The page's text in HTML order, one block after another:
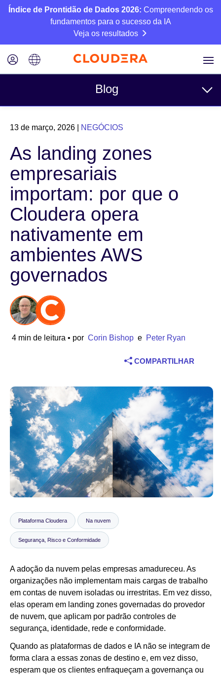
Índice de Prontidão de Dados 2026: Compreendendo os
fundamentos para o sucesso da IA
Veja os resultados
Blog
Tópicos
Negócios
Parceiros
Cultura
Indústria
Serviços financeiros
Seguros
Telecomunicações
Setor público
Saúde
Educação
Notícias
13 de março, 2026 NEGÓCIOS
As landing zones
empresariais
importam: por que o
Cloudera opera
nativamente em
ambientes AWS
governados
4 min de leitura • por Corin Bishop e Peter Ryan
COMPARTILHAR
Plataforma Cloudera Na nuvem
Segurança, Risco e Conformidade
A adoção da nuvem pelas empresas amadureceu. As
organizações não implementam mais cargas de trabalho
em contas de nuvem isoladas ou irrestritas. Em vez disso,
elas operam em landing zones governadas do provedor
de nuvem, que aplicam por padrão controles de
segurança, identidade, rede e conformidade.
Quando as plataformas de dados e IA não se integram de
forma clara a essas zonas de destino e, em vez disso,
esperam que os clientes enfraqueçam a governança ou